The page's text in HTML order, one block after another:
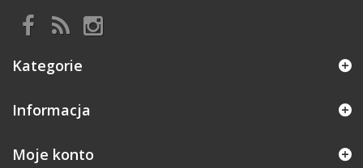
Kategorie
Informacja
Moje konto